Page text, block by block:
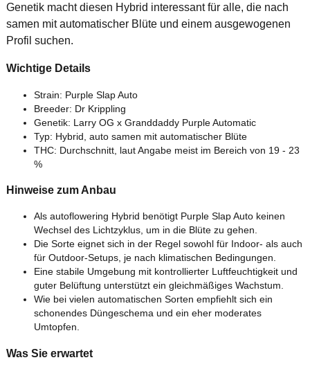
Genetik macht diesen Hybrid interessant für alle, die nach
samen mit automatischer Blüte und einem ausgewogenen
Profil suchen.
Wichtige Details
Strain: Purple Slap Auto
Breeder: Dr Krippling
Genetik: Larry OG x Granddaddy Purple Automatic
Typ: Hybrid, auto samen mit automatischer Blüte
THC: Durchschnitt, laut Angabe meist im Bereich von 19 - 23
%
Hinweise zum Anbau
Als autoflowering Hybrid benötigt Purple Slap Auto keinen
Wechsel des Lichtzyklus, um in die Blüte zu gehen.
Die Sorte eignet sich in der Regel sowohl für Indoor- als auch
für Outdoor-Setups, je nach klimatischen Bedingungen.
Eine stabile Umgebung mit kontrollierter Luftfeuchtigkeit und
guter Belüftung unterstützt ein gleichmäßiges Wachstum.
Wie bei vielen automatischen Sorten empfiehlt sich ein
schonendes Düngeschema und ein eher moderates
Umtopfen.
Was Sie erwartet